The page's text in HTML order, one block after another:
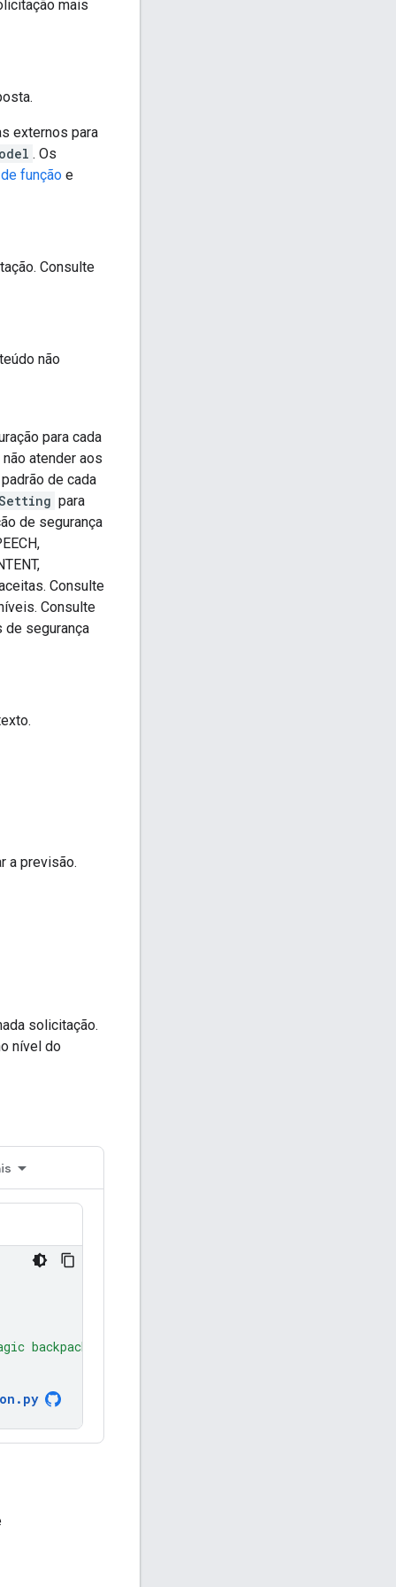
mais
externos para
. Os
função e
Consulte
não
para cada
atender aos
de cada
para
de segurança
Consulte
Consulte
de segurança
a previsão.
solicitação.
nível do
backpack."
. py